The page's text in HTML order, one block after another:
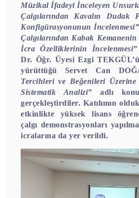
Müzikal İfadeyi İnceleyen
Çalgılarından Kavalın Dudak
Konfigürasyonunun
Çalgılarından Kabak
İcra Özelliklerinin İncelenmesi”
Dr. Öğr. Üyesi Ezgi
yürüttüğü Servet Can
Tercihleri ve Beğenileri Üzerine
Sistematik Analizi”adlı
gerçekleştirdiler. Katılımın
etkinlikte yüksek lisans
çalgı demonstrasyonları
icralarına da yer verildi.